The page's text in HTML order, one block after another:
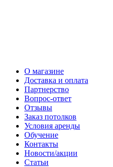
О магазине
Доставка и оплата
Партнерство
Вопрос-ответ
Отзывы
Заказ потолков
Условия аренды
Обучение
Контакты
Новости/акции
Статьи